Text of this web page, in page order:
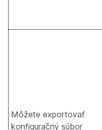
Môžete exportovať
konfiguračný súbor